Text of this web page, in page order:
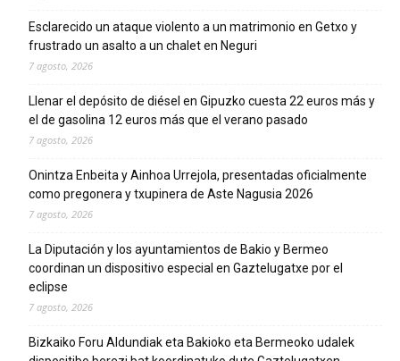
Esclarecido un ataque violento a un matrimonio en Getxo y
frustrado un asalto a un chalet en Neguri
7 agosto, 2026
Llenar el depósito de diésel en Gipuzko cuesta 22 euros más y
el de gasolina 12 euros más que el verano pasado
7 agosto, 2026
Onintza Enbeita y Ainhoa Urrejola, presentadas oficialmente
como pregonera y txupinera de Aste Nagusia 2026
7 agosto, 2026
La Diputación y los ayuntamientos de Bakio y Bermeo
coordinan un dispositivo especial en Gaztelugatxe por el
eclipse
7 agosto, 2026
Bizkaiko Foru Aldundiak eta Bakioko eta Bermeoko udalek